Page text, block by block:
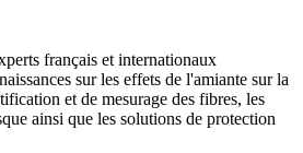
français et internationaux
sur les effets de l'amiante sur la
et de mesurage des fibres, les
ainsi que les solutions de protection